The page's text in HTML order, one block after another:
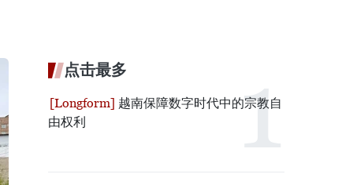
点击最多
越南保障数字时代中的宗教自
由权利